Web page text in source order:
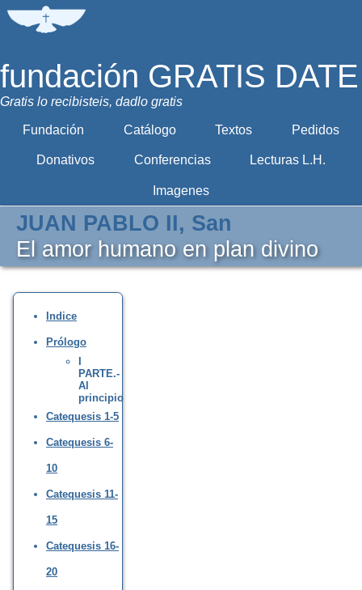
fundación GRATIS DATE
Gratis lo recibisteis, dadlo gratis
Fundación Catálogo Textos Pedidos
Donativos Conferencias Lecturas L.H.
Imagenes
JUAN PABLO II, San
El amor humano en plan divino
Indice
Prólogo
PARTE.-
Al
principio
Catequesis 1-5
Catequesis 6-
10
Catequesis 11-
15
Catequesis 16-
20